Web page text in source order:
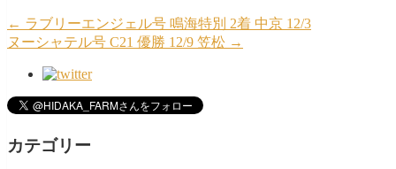
← ラブリーエンジェル号 鳴海特別 2着 中京 12/3
ヌーシャテル号 C21 優勝 12/9 笠松 →
カテゴリー